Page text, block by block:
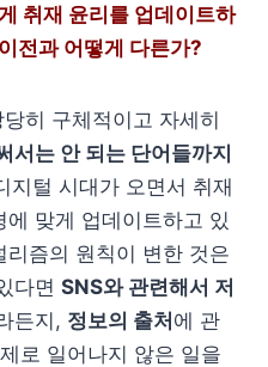
취재 윤리를 업데이트하
전과 어떻게 다른가?
히 구체적이고 자세히
서는 안 되는 단어들까지
지털 시대가 오면서 취재
맞게 업데이트하고 있
즘의 원칙이 변한 것은
다면 SNS와 관련해서 저
든지, 정보의 출처에 관
로 일어나지 않은 일을